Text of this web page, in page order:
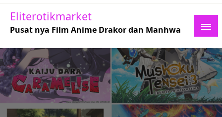
Skip
content
Eliterotikmarket
Pusat nya Film Anime Drakor dan Manhwa